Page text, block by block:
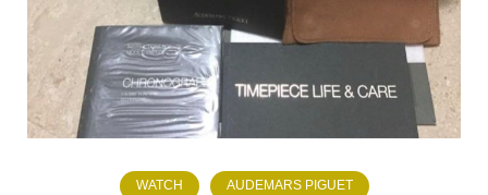
WATCH AUDEMARS PIGUET